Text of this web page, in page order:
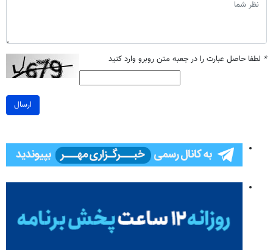
* لطفا حاصل عبارت را در جعبه متن روبرو وارد کنید
ارسال